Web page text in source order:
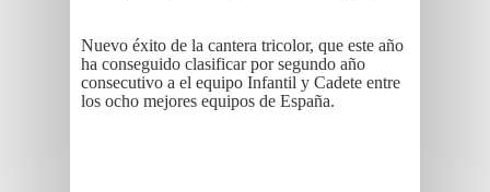
Nuevo éxito de la cantera tricolor, que este año
ha conseguido clasificar por segundo año
consecutivo a el equipo Infantil y Cadete entre
los ocho mejores equipos de España.